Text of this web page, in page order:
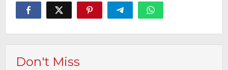
Don't Miss